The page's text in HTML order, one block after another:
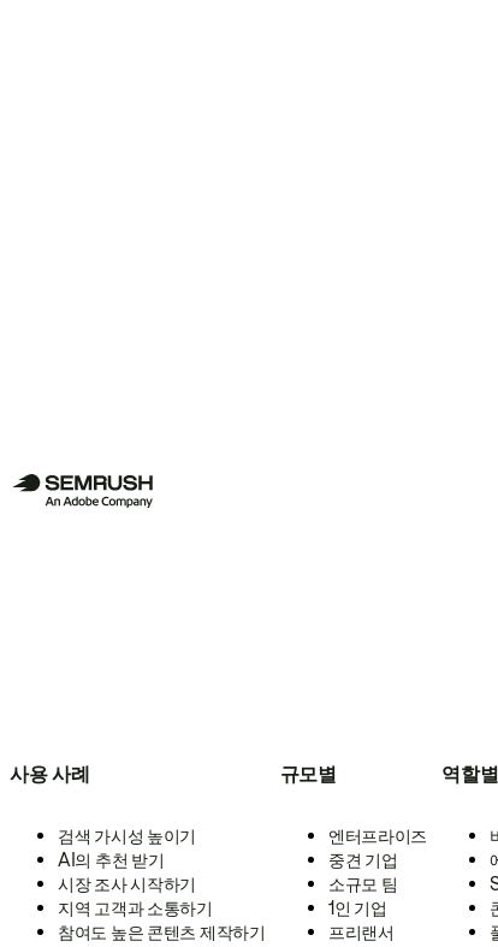
사용 사례
검색 가시성 높이기
AI의 추천 받기
시장 조사 시작하기
지역 고객과 소통하기
참여도 높은 콘텐츠 제작하기
규모별
엔터프라이즈
중견 기업
소규모 팀
1인 기업
프리랜서
역할별